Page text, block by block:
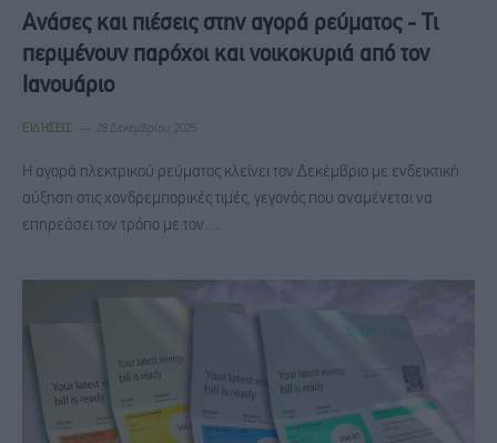
Ανάσες και πιέσεις στην αγορά ρεύματος - Τι
περιμένουν παρόχοι και νοικοκυριά από τον
Ιανουάριο
ΕΙΔΉΣΕΙΣ 28 Δεκεμβρίου, 2025
Η αγορά ηλεκτρικού ρεύματος κλείνει τον Δεκέμβριο με ενδεικτική
αύξηση στις χονδρεμπορικές τιμές, γεγονός που αναμένεται να
επηρεάσει τον τρόπο με τον…